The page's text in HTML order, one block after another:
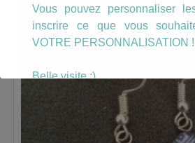
Vous pouvez personnaliser
inscrire ce que vous
VOTRE PERSONNALISATION !
Belle visite :)